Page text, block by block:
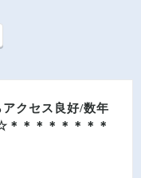
アクセス良好/数年
＊＊＊＊＊＊＊